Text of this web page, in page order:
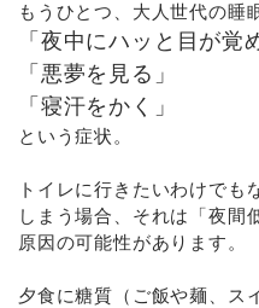
もうひとつ、大人世代の睡
「夜中にハッと目が覚
「悪夢を見る」
「寝汗をかく」
という症状。
トイレに行きたいわけでも
しまう場合、それは「夜間
原因の可能性があります。
夕食に糖質（ご飯や麺、ス